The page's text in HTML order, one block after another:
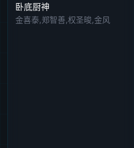
卧底厨神
金喜泰,郑智善,权圣晙,金风